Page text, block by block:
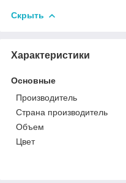
Скрыть
Характеристики
Основные
Производитель
Страна производитель
Объем
Цвет